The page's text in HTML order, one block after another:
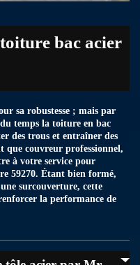
bac acier
sa robustesse ; mais par
temps la toiture en bac
des trous et entraîner des
que couvreur professionnel,
à votre service pour
59270. Étant bien formé,
surcouverture, cette
la performance de